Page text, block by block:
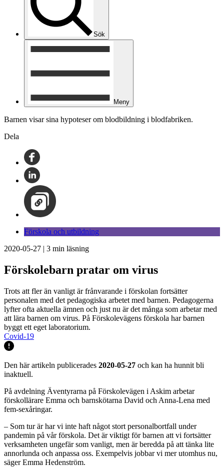
Sök
Meny
Barnen visar sina hypoteser om blodbildning i blodfabriken.
Dela
Förskola och utbildning
2020-05-27 | 3 min läsning
Förskolebarn pratar om virus
Trots att fler än vanligt är frånvarande i förskolan fortsätter
personalen med det pedagogiska arbetet med barnen. Pedagogerna
lyfter ofta aktuella ämnen och just nu är det många som arbetar med
att lära barnen om virus. På Förskolevägens förskola har barnen
byggt ett eget laboratorium.
Covid-19
Den här artikeln publicerades 2020-05-27 och kan ha hunnit bli
inaktuell.
På avdelning Äventyrarna på Förskolevägen i Askim arbetar
förskollärare Emma och barnskötarna David och Anna-Lena med
fem-sexåringar.
– Som tur är har vi inte haft något stort personalbortfall under
pandemin på vår förskola. Det är viktigt för barnen att vi fortsätter
verksamheten ungefär som vanligt, men är beredda på att tänka lite
annorlunda och anpassa oss. Exempelvis jobbar vi mer utomhus nu,
säger Emma Hedenström.